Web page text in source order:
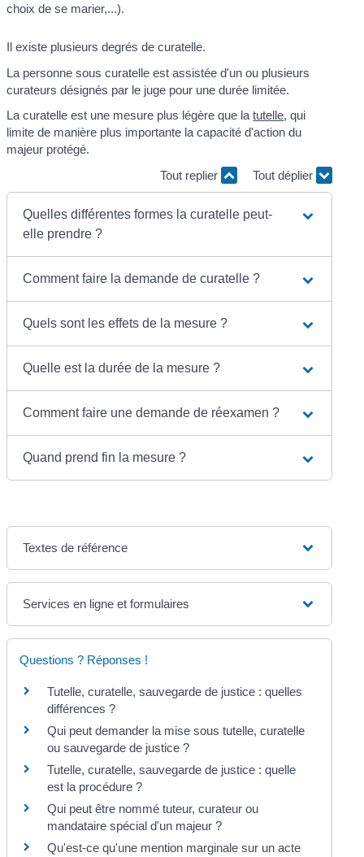
choix de se marier,...).
Il existe plusieurs degrés de curatelle.
La personne sous curatelle est assistée d'un ou plusieurs
curateurs désignés par le juge pour une durée limitée.
La curatelle est une mesure plus légère que latutelle, qui
limite de manière plus importante la capacité d'action du
majeur protégé.
Tout replier
Tout déplier
Quelles différentes formes la curatelle peut-
elle prendre ?
Comment faire la demande de curatelle ?
Quels sont les effets de la mesure ?
Quelle est la durée de la mesure ?
Comment faire une demande de réexamen ?
Quand prend fin la mesure ?
Textes de référence
Services en ligne et formulaires
Questions ? Réponses !
Tutelle, curatelle, sauvegarde de justice : quelles
différences ?
Qui peut demander la mise sous tutelle, curatelle
ou sauvegarde de justice ?
Tutelle, curatelle, sauvegarde de justice : quelle
est la procédure ?
Qui peut être nommé tuteur, curateur ou
mandataire spécial d'un majeur ?
Qu'est-ce qu'une mention marginale sur un acte